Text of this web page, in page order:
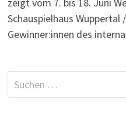
Schauspielhaus
Gewinner:innen des
Suchen
nach: